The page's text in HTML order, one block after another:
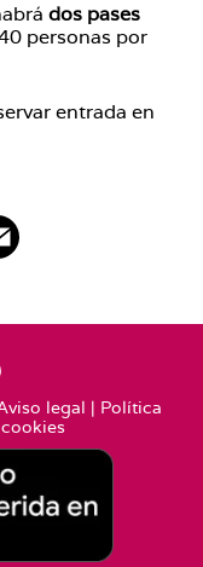
dos pases
personas por
entrada en
legal | Política